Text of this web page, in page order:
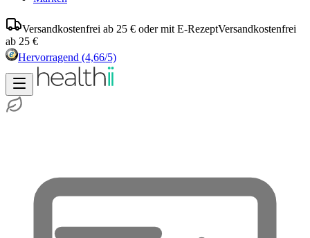
Versandkostenfrei ab 25 € oder mit E-RezeptVersandkostenfrei
ab 25 €
Hervorragend (4,66/5)